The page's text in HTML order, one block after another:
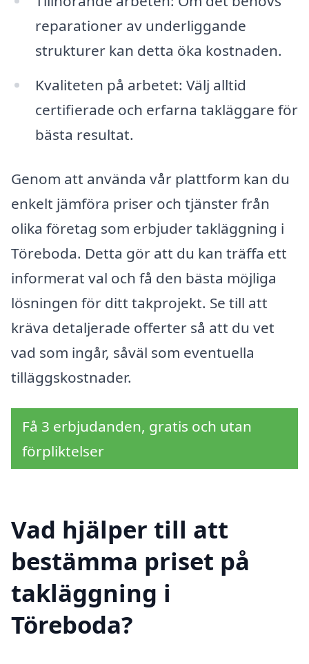
reparationer av underliggande
strukturer kan detta öka kostnaden.
Kvaliteten på arbetet: Välj alltid
certifierade och erfarna takläggare för
bästa resultat.
Genom att använda vår plattform kan du
enkelt jämföra priser och tjänster från
olika företag som erbjuder takläggning i
Töreboda. Detta gör att du kan träffa ett
informerat val och få den bästa möjliga
lösningen för ditt takprojekt. Se till att
kräva detaljerade offerter så att du vet
vad som ingår, såväl som eventuella
tilläggskostnader.
Få 3 erbjudanden, gratis och utan
förpliktelser
Vad hjälper till att
bestämma priset på
takläggning i
Töreboda?